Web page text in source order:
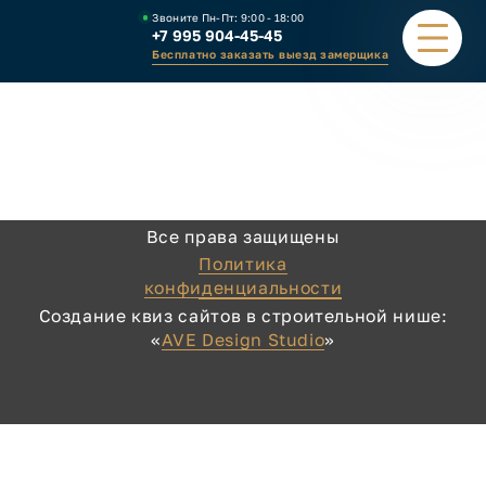
Звоните Пн-Пт: 9:00 - 18:00
+7 995 904-45-45
Бесплатно заказать выезд замерщика
КАЛЬКУЛЯТОР
КАК ЗАКАЗАТЬ
Все права защищены
Политика
конфиденциальности
Создание квиз сайтов в строительной нише:
«AVE Design Studio»